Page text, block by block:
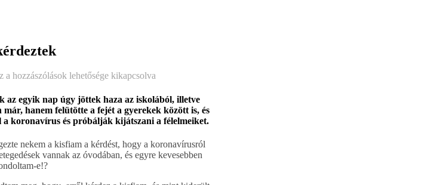
a hozzászólások lehetősége kikapcsolva
egyik nap úgy jöttek haza az iskolából, illetve
hanem felütötte a fejét a gyerekek között is, és
a koronavírus és próbálják kijátszani a félelmeiket.
nekem a kisfiam a kérdést, hogy a koronavírusról
vannak az óvodában, és egyre kevesebben
e!?